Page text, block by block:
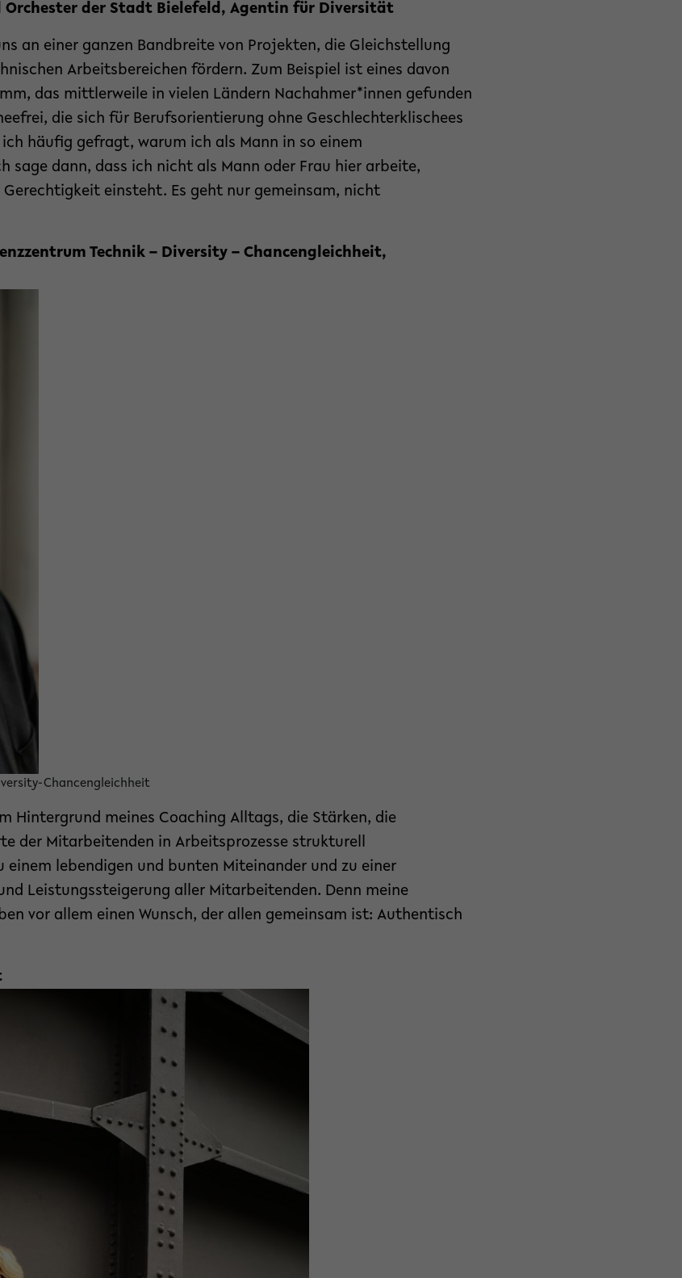
Orchester der Stadt Bielefeld, Agentin für Diversität
an einer ganzen Bandbreite von Projekten, die Gleichstellung
Arbeitsbereichen fördern. Zum Beispiel ist eines davon
das mittlerweile in vielen Ländern Nachahmer*innen gefunden
die sich für Berufsorientierung ohne Geschlechterklischees
häufig gefragt, warum ich als Mann in so einem
sage dann, dass ich nicht als Mann oder Frau hier arbeite,
Gerechtigkeit einsteht. Es geht nur gemeinsam, nicht
Technik – Diversity – Chancengleichheit,
Chancengleichheit
Hintergrund meines Coaching Alltags, die Stärken, die
der Mitarbeitenden in Arbeitsprozesse strukturell
einem lebendigen und bunten Miteinander und zu einer
Leistungssteigerung aller Mitarbeitenden. Denn meine
vor allem einen Wunsch, der allen gemeinsam ist: Authentisch